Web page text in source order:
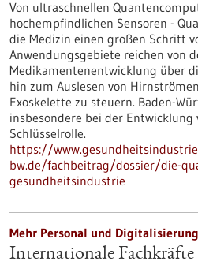
Von ultraschnellen
hochempfindlichen Sensoren -
die Medizin einen großen Schritt
Anwendungsgebiete reichen von
Medikamentenentwicklung über
hin zum Auslesen von
Exoskelette zu steuern. Baden-
insbesondere bei der Entwicklung
Schlüsselrolle.
https://
bw.de/fachbeitrag/dossier/die-
gesundheitsindustrie
Mehr Personal und
Internationale Fachkräfte